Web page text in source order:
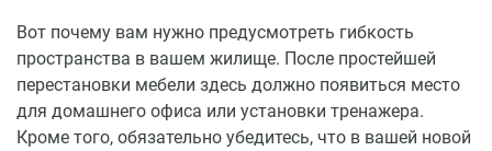
Вот почему вам нужно предусмотреть гибкость
пространства в вашем жилище. После простейшей
перестановки мебели здесь должно появиться место
для домашнего офиса или установки тренажера.
Кроме того, обязательно убедитесь, что в вашей новой